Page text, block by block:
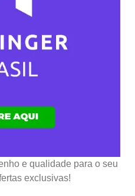
e qualidade para o seu
exclusivas!